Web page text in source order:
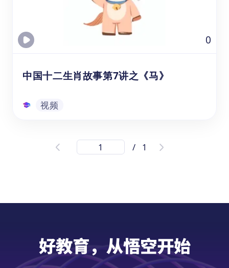
0
中国十二生肖故事第7讲之《马》
视频
中国十二生肖故事第7讲之《马》
《十二生肖-马|中国文化在线录播课》适合3-
和文化背景。通过观看这个视频，孩子们将学
索中国文化的大门，并在学习中文时提供有趣
而富有启发性的体验。
/ 1
好教育，从悟空开始